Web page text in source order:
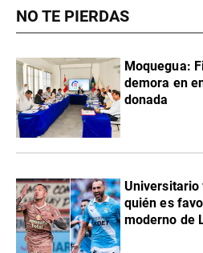
NO TE PIERDAS
Moquegua:
demora en
donada
Universitario
quién es
moderno de